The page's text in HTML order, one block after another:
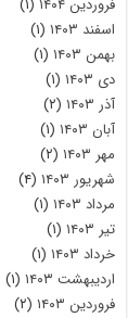
فروردین ۱۴۰۴
(۱)
اسفند ۱۴۰۳
(۱)
بهمن ۱۴۰۳
(۱)
دی ۱۴۰۳
(۱)
آذر ۱۴۰۳
(۲)
آبان ۱۴۰۳
(۱)
مهر ۱۴۰۳
(۲)
شهریور ۱۴۰۳
(۴)
مرداد ۱۴۰۳
(۱)
تیر ۱۴۰۳
(۱)
خرداد ۱۴۰۳
(۱)
اردیبهشت ۱۴۰۳
(۱)
فروردین ۱۴۰۳
(۲)